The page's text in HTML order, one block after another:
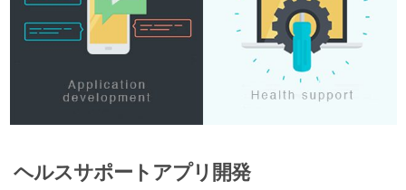
ヘルスサポートアプリ開発